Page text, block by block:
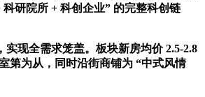
研院所 + 科创企业” 的完整科创链
现全需求笼盖。板块新房均价 2.5-2.8
第为从，同时沿街商铺为 “中式风情